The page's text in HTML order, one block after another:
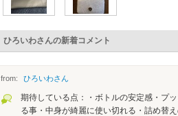
ひろいわさんの新着コメント
from: ひろいわさん
期待している点：・ボトルの安定感・プ
る事・中身が綺麗に使い切れる・詰め替